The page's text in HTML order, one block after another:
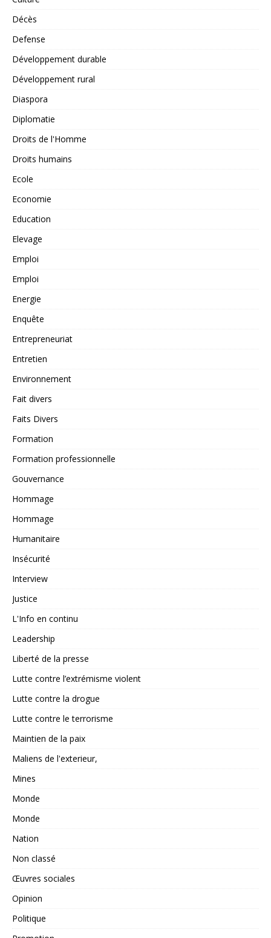
Décès
Defense
Développement durable
Développement rural
Diaspora
Diplomatie
Droits de l'Homme
Droits humains
Ecole
Economie
Education
Elevage
Emploi
Emploi
Energie
Enquête
Entrepreneuriat
Entretien
Environnement
Fait divers
Faits Divers
Formation
Formation professionnelle
Gouvernance
Hommage
Hommage
Humanitaire
Insécurité
Interview
Justice
L'Info en continu
Leadership
Liberté de la presse
Lutte contre l’extrémisme violent
Lutte contre la drogue
Lutte contre le terrorisme
Maintien de la paix
Maliens de l'exterieur,
Mines
Monde
Monde
Nation
Non classé
Œuvres sociales
Opinion
Politique